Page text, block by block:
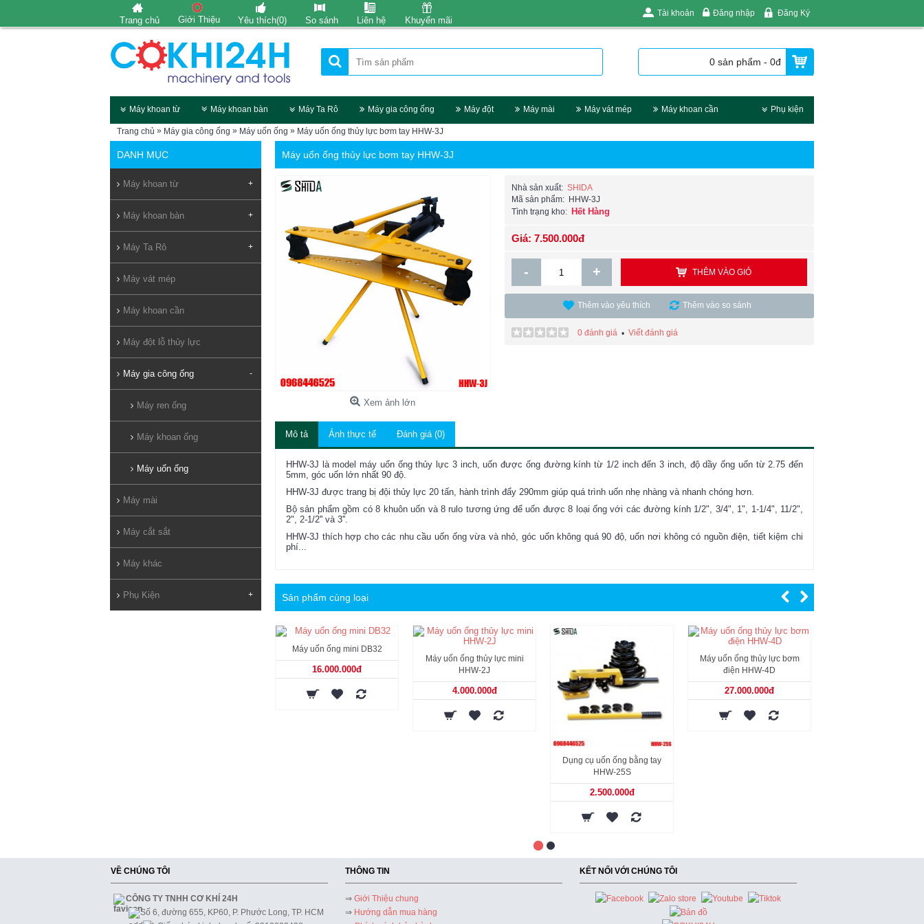
Trang chủ Giới Thiệu Yêu thích(0) So sánh Liên hệ Khuyến mãi
Tài khoản Đăng nhập Đăng Ký
0 sản phẩm - 0đ
Máy khoan từ Máy khoan bàn Máy Ta Rô Máy gia công ống Máy đột Máy mài Máy vát mép Máy khoan cần Phụ kiện
Trang chủ » Máy gia công ống » Máy uốn ống » Máy uốn ống thủy lực bơm tay HHW-3J
DANH MỤC
Máy khoan từ +
Máy khoan bàn +
Máy Ta Rô +
Máy vát mép
Máy khoan cần
Máy đột lỗ thủy lực
Máy gia công ống -
Máy ren ống
Máy khoan ống
Máy uốn ống
Máy mài
Máy cắt sắt
Máy khác
Phụ Kiện +
Máy uốn ống thủy lực bơm tay HHW-3J
Xem ảnh lớn
Nhà sản xuất: SHIDA
Mã sản phẩm:
HHW-3J
Tình trạng kho:
Hết Hàng
Giá: 7.500.000đ
- + THÊM VÀO GIỎ
Thêm vào yêu thích Thêm vào so sánh
0 đánh giá• Viết đánh giá
Mô tả Ảnh thực tế Đánh giá (0)
HHW-3J là model máy uốn ống thủy lực 3 inch, uốn được ống đường kính từ 1/2 inch đến 3 inch, độ dầy ống uốn từ 2.75 đến
5mm, góc uốn lớn nhất 90 độ.
HHW-3J được trang bị đội thủy lực 20 tấn, hành trình đẩy 290mm giúp quá trình uốn nhẹ nhàng và nhanh chóng hơn.
Bộ sản phẩm gồm có 8 khuôn uốn và 8 rulo tương ứng để uốn được 8 loại ống với các đường kính 1/2", 3/4", 1", 1-1/4", 11/2",
2", 2-1/2'' và 3''.
HHW-3J thích hợp cho các nhu cầu uốn ống vừa và nhỏ, góc uốn không quá 90 độ, uốn nơi không có nguồn điện, tiết kiệm chi
phí...
Sản phẩm cùng loại
Máy uốn ống mini DB32
16.000.000đ
Máy uốn ống thủy lực mini
HHW-2J
4.000.000đ
Dụng cụ uốn ống bằng tay
HHW-25S
2.500.000đ
Máy uốn ống thủy lực bơm
điện HHW-4D
27.000.000đ
VỀ CHÚNG TÔI
CÔNG TY TNHH CƠ KHÍ 24H
Số 6, đường 655, KP60, P. Phước Long, TP. HCM
THÔNG TIN
⇒ Giới Thiệu chung
⇒ Hướng dẫn mua hàng
KẾT NỐI VỚI CHÚNG TÔI